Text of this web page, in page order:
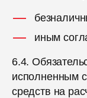
иным
6.4.
исполненным
средств на